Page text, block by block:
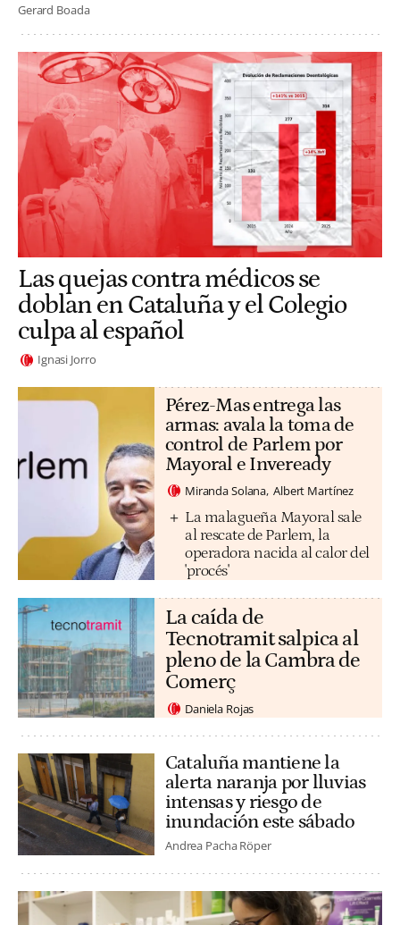
Gerard Boada
Las quejas contra médicos se
doblan en Cataluña y el Colegio
culpa al español
Ignasi Jorro
Pérez-Mas entrega las
armas: avala la toma de
control de Parlem por
Mayoral e Inveready
Miranda Solana Albert Martínez
La malagueña Mayoral sale
al rescate de Parlem, la
operadora nacida al calor del
'procés'
La caída de
Tecnotramit salpica al
pleno de la Cambra de
Comerç
Daniela Rojas
Cataluña mantiene la
alerta naranja por lluvias
intensas y riesgo de
inundación este sábado
Andrea Pacha Röper